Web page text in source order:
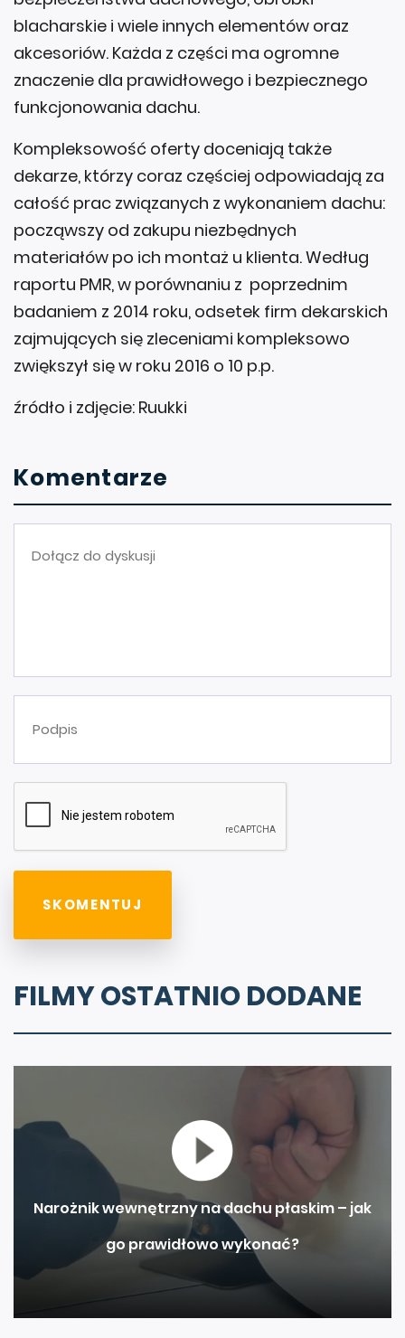
blacharskie i wiele innych elementów oraz
akcesoriów. Każda z części ma ogromne
znaczenie dla prawidłowego i bezpiecznego
funkcjonowania dachu.
Kompleksowość oferty doceniają także
dekarze, którzy coraz częściej odpowiadają za
całość prac związanych z wykonaniem dachu:
począwszy od zakupu niezbędnych
materiałów po ich montaż u klienta. Według
raportu PMR, w porównaniu z poprzednim
badaniem z 2014 roku, odsetek firm dekarskich
zajmujących się zleceniami kompleksowo
zwiększył się w roku 2016 o 10 p.p.
źródło i zdjęcie: Ruukki
Komentarze
FILMY OSTATNIO DODANE
Narożnik wewnętrzny na dachu płaskim – jak
go prawidłowo wykonać?